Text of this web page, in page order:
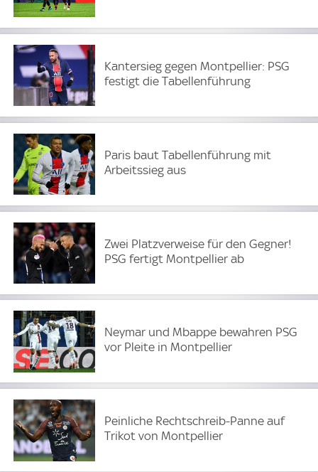
Kantersieg gegen Montpellier: PSG
festigt die Tabellenführung
Paris baut Tabellenführung mit
Arbeitssieg aus
Zwei Platzverweise für den Gegner!
PSG fertigt Montpellier ab
Neymar und Mbappe bewahren PSG
vor Pleite in Montpellier
Peinliche Rechtschreib-Panne auf
Trikot von Montpellier